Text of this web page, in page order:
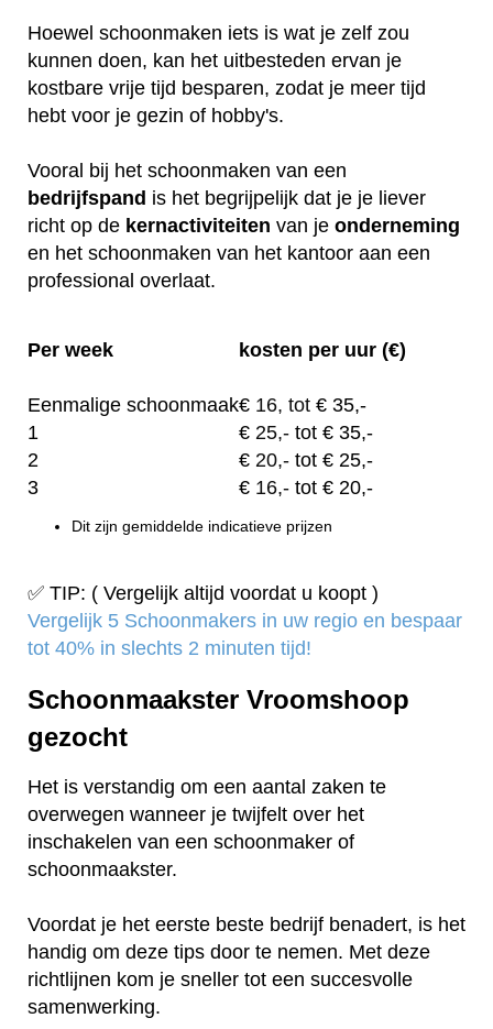
Hoewel schoonmaken iets is wat je zelf zou
kunnen doen, kan het uitbesteden ervan je
kostbare vrije tijd besparen, zodat je meer tijd
hebt voor je gezin of hobby's.
Vooral bij het schoonmaken van een
bedrijfspand is het begrijpelijk dat je je liever
richt op de kernactiviteiten van je onderneming
en het schoonmaken van het kantoor aan een
professional overlaat.
Per week kosten per uur (€)
Eenmalige schoonmaak€ 16, tot € 35,-
1
€ 25,- tot € 35,-
2
€ 20,- tot € 25,-
3
€ 16,- tot € 20,-
Dit zijn gemiddelde indicatieve prijzen
✅ TIP: ( Vergelijk altijd voordat u koopt )
Vergelijk 5 Schoonmakers in uw regio en bespaar
tot 40% in slechts 2 minuten tijd!
Schoonmaakster Vroomshoop
gezocht
Het is verstandig om een aantal zaken te
overwegen wanneer je twijfelt over het
inschakelen van een schoonmaker of
schoonmaakster.
Voordat je het eerste beste bedrijf benadert, is het
handig om deze tips door te nemen. Met deze
richtlijnen kom je sneller tot een succesvolle
samenwerking.